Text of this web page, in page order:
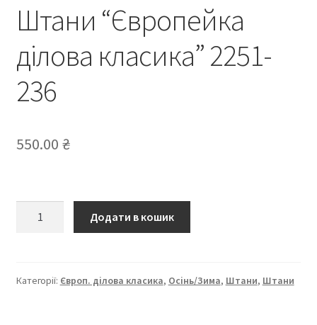
Штани “Європейка
ділова класика” 2251-
236
550.00 ₴
2251-
Додати в кошик
Категорії: Європ. ділова класика, Осінь/Зима, Штани, Штани